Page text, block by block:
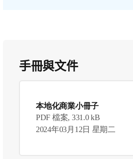
手冊與文件
本地化商業小冊子
PDF 檔案, 331.0 kB
2024年03月12日 星期二